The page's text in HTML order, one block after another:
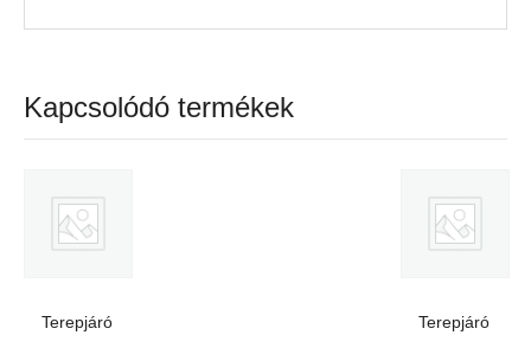
Kapcsolódó termékek
Terepjáró
Terepjáró